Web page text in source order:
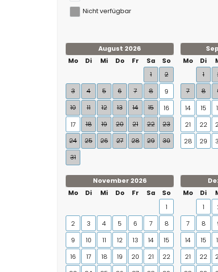
Nicht verfügbar
August 2026
Mo
Di Mi Do Fr Sa
So
1
2
3
4 5 6 7 8
9
10
11 12 13 14 15
16
17
18 19 20 21 22
23
24
25 26 27 28 29
30
31
Mo
Di
1
7
8
14
15
21
22
28
29
November 2026
Mo
Di Mi Do Fr Sa
So
1
2
3 4 5 6 7
8
9
10 11 12 13 14
15
16
17 18 19 20 21
22
Mo
Di
1
7
8
14
15
21
22